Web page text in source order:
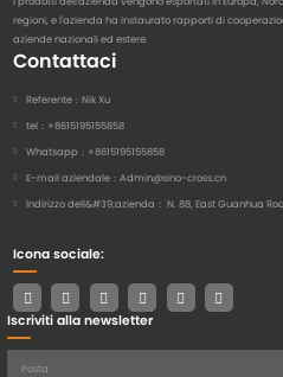
regioni, e l'azienda ha instaurato rapporti di
aziende nazionali ed estere.
Contattaci
Referente： Nik Xu
tel： +8615195155858
Whatsapp： +8615195155858
E-mail aziendale： Admin@sino-cross.cn
Indirizzo dell&#39;azienda： N. 88, East Guanhua
Icona sociale:
Iscriviti alla newsletter